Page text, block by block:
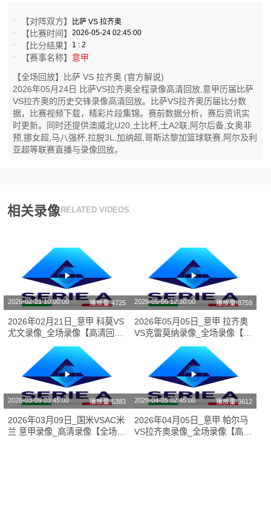
【对阵双方】 比萨 VS 拉齐奥
【比赛时间】2026-05-24 02:45:00
【比分结果】 1 : 2
【赛事名称】 意甲
【全场回放】比萨 VS 拉齐奥 (官方解说)
2026年05月24日 比萨VS拉齐奥全程录像高清回放,意甲历届比萨
VS拉齐奥的历史交锋录像高清回放。比萨VS拉齐奥历届比分数
据，比赛视频下载，精彩片段集锦。赛前数据分析，赛后资讯实
时更新。同时还提供澳威北U20,土比杯,土A2联,阿尔后备,女奥非
预,挪女超,马八强杯,拉脱3L,加纳超,哥斯达黎加篮球联赛,阿尔及利
亚超等联赛直播与录像回放。
相关录像 RELATED VIDEOS
2026-02-21 10:00:00 播放量:4725
2026年02月21日_意甲 科莫VS
尤文录像_全场录像【高清回
2026-05-05 12:30:00 播放量:8759
2026年05月05日_意甲 拉齐奥
VS克雷莫纳录像_全场录像【全
2026-03-09 03:45:00 播放量:5383
2026年03月09日_国米VSAC米
兰 意甲录像_高清录像【全场回
2026-04-05 02:45:00 播放量:3612
2026年04月05日_意甲 帕尔马
VS拉齐奥录像_全场录像【高清